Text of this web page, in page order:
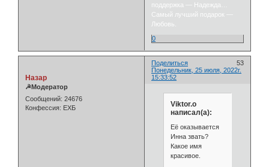
поддержка — Надежда…
Самый лучший подарок —
Любовь.
0
Поделиться
53
Понедельник, 25 июля, 2022г.
15:33:52
Назар
☭Модератор
Сообщений: 24676
Конфессия: ЕХБ
Viktor.o
написал(а):
Её оказывается
Инна звать?
Какое имя
красивое.